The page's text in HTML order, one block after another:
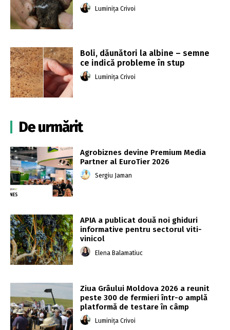
Luminița Crivoi
Boli, dăunători la albine – semne
ce indică probleme în stup
Luminița Crivoi
De urmărit
Agrobiznes devine Premium Media
Partner al EuroTier 2026
Sergiu Jaman
APIA a publicat două noi ghiduri
informative pentru sectorul viti-
vinicol
Elena Balamatiuc
Ziua Grâului Moldova 2026 a reunit
peste 300 de fermieri într-o amplă
platformă de testare în câmp
Luminița Crivoi